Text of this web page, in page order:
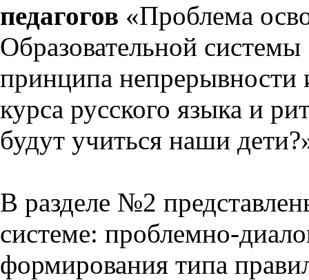
педагогов «Проблема
Образовательной
принципа непрерывности
курса русского языка и
будут учиться наши
В разделе №2
системе: проблемно-
формирования типа